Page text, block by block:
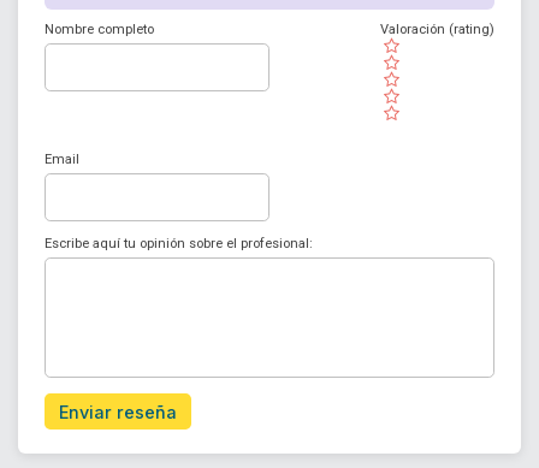
Nombre completo
( )
( )
( )
( )
( )
Valoración (rating)
Email
Escribe aquí tu opinión sobre el profesional:
Enviar reseña